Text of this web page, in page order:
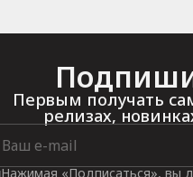
Первым получать
релизах,
Нажимая «Подписаться», вы